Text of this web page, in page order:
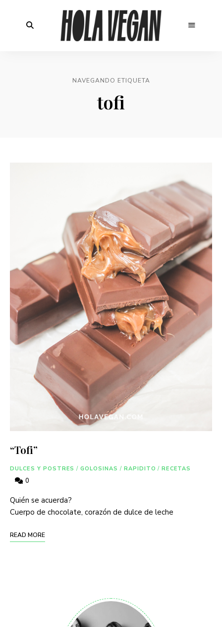
NAVEGANDO ETIQUETA
tofi
“Tofi”
DULCES Y POSTRES / GOLOSINAS / RAPIDITO / RECETAS
0
Quién se acuerda?
Cuerpo de chocolate, corazón de dulce de leche
READ MORE